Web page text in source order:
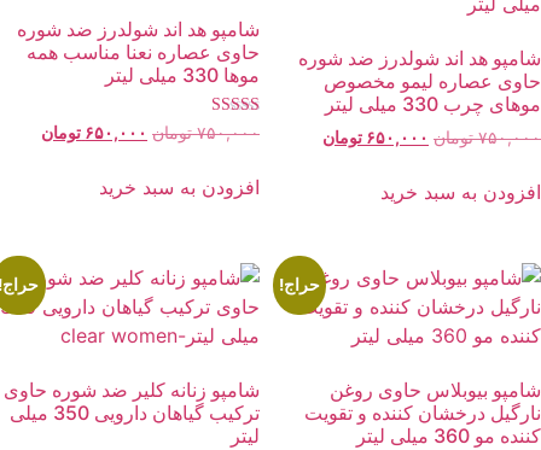
هد اند شولدرز ضد شوره
عصاره لیمو مخصوص
چرب 330 میلی لیتر
تومانقیمت
۶۵۰,۰۰۰تومانقیمت
به سبد خرید
شامپو هد اند شولدرز ضد شوره
حاوی عصاره نعنا مناسب همه
موها 330 میلی لیتر
نمره
۷۵۰,۰۰۰ تومانقیمت
۶۵۰,۰۰۰تومانقیمت
افزودن به سبد خرید
حراج!
بیوبلاس حاوی روغن
درخشان کننده و تقویت
مو 360 میلی لیتر
حراج!
شامپو زنانه کلیر ضد شوره حاوی
ترکیب گیاهان دارویی 350 میلی
لیتر